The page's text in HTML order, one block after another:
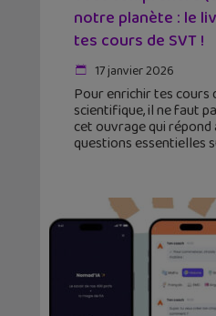
notre planète : le
tes cours de SVT !
17 janvier 2026
Pour enrichir tes cours
scientifique, il ne faut
cet ouvrage qui répond
questions essentielles